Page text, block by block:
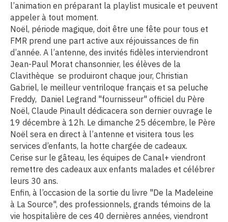
l’animation en préparant la playlist musicale et peuvent
appeler à tout moment.
Noël, période magique, doit être une fête pour tous et
FMR prend une part active aux réjouissances de fin
d’année. A l’antenne, des invités fidèles interviendront
Jean-Paul Morat chansonnier, les élèves de la
Clavithèque se produiront chaque jour, Christian
Gabriel, le meilleur ventriloque français et sa peluche
Freddy, Daniel Legrand "fournisseur" officiel du Père
Noël, Claude Pinault dédicacera son dernier ouvrage le
19 décembre à 12h. Le dimanche 25 décembre, le Père
Noël sera en direct à l’antenne et visitera tous les
services d’enfants, la hotte chargée de cadeaux.
Cerise sur le gâteau, les équipes de Canal+ viendront
remettre des cadeaux aux enfants malades et célébrer
leurs 30 ans.
Enfin, à l’occasion de la sortie du livre "De la Madeleine
à La Source", des professionnels, grands témoins de la
vie hospitalière de ces 40 dernières années, viendront